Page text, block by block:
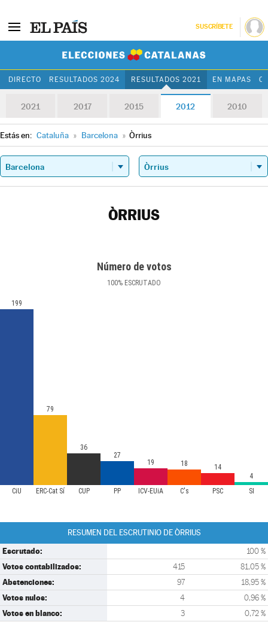
SUSCRÍBETE
DIRECTO RESULTADOS 2024 RESULTADOS 2021 EN MAPAS
2021 2017 2015 2012 2010
Estás en: Cataluña » Barcelona » Òrrius
ÒRRIUS
Número de votos
100% ESCRUTADO
CiU ERC-Cat Sí CUP PP ICV-EUiA C's PSC SI
199
79
36
27
19
18
14
4
RESUMEN DEL ESCRUTINIO DE ÒRRIUS
Escrutado: 100 %
Votos contabilizados: 415 81,05 %
Abstenciones: 97 18,95 %
Votos nulos: 4 0,96 %
Votos en blanco: 3 0,72 %